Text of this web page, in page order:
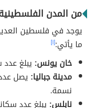
من المدن
يوجد في فلسطين
ما يأتي:[١]
خان يونس: يبلغ عدد
مدينة جباليا:
نسمة.
نابلس: يبلغ عدد سكانها